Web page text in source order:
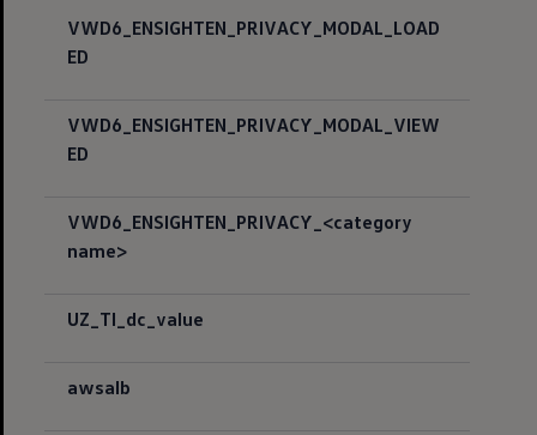
VWD6_ENSIGHTEN_PRIVACY_MODAL_LOAD
ED
VWD6_ENSIGHTEN_PRIVACY_MODAL_VIEW
ED
VWD6_ENSIGHTEN_PRIVACY_<category
name>
UZ_TI_dc_value
awsalb